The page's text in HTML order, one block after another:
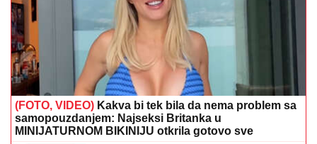
(FOTO, VIDEO) Kakva bi tek bila da nema problem sa
samopouzdanjem: Najseksi Britanka u
MINIJATURNOM BIKINIJU otkrila gotovo sve